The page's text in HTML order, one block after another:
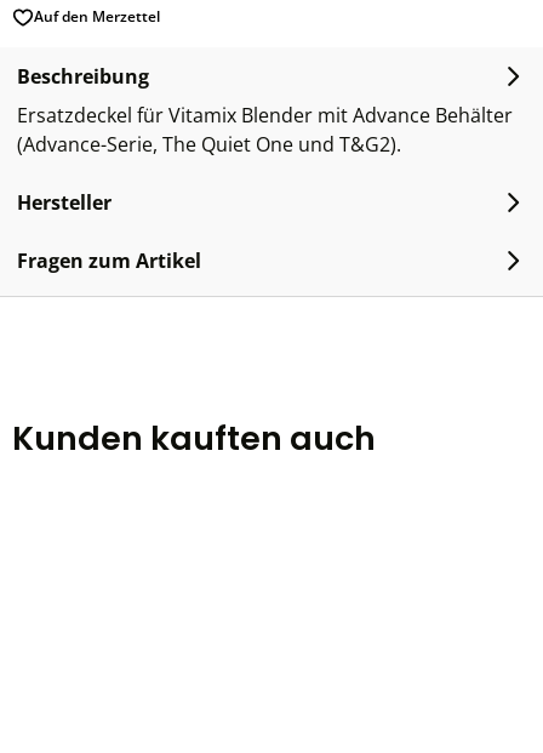
Auf den Merzettel
Beschreibung
Ersatzdeckel für Vitamix Blender mit Advance Behälter
(Advance-Serie, The Quiet One und T&G2).
Hersteller
Fragen zum Artikel
Kunden kauften auch